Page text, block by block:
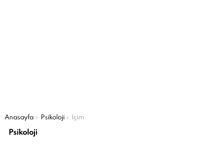
Şu an buradasın:
Anasayfa Psikoloji İçim
Psikoloji